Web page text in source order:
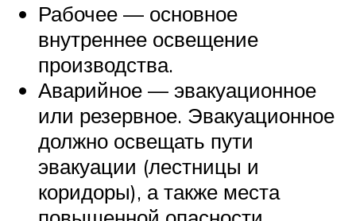
Рабочее — основное
внутреннее освещение
производства.
Аварийное — эвакуационное
или резервное. Эвакуационное
должно освещать пути
эвакуации (лестницы и
коридоры), а также места